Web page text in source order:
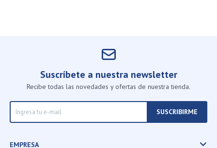
Suscríbete a nuestra newsletter
Recibe todas las novedades y ofertas de nuestra tienda.
SUSCRIBIRME
EMPRESA